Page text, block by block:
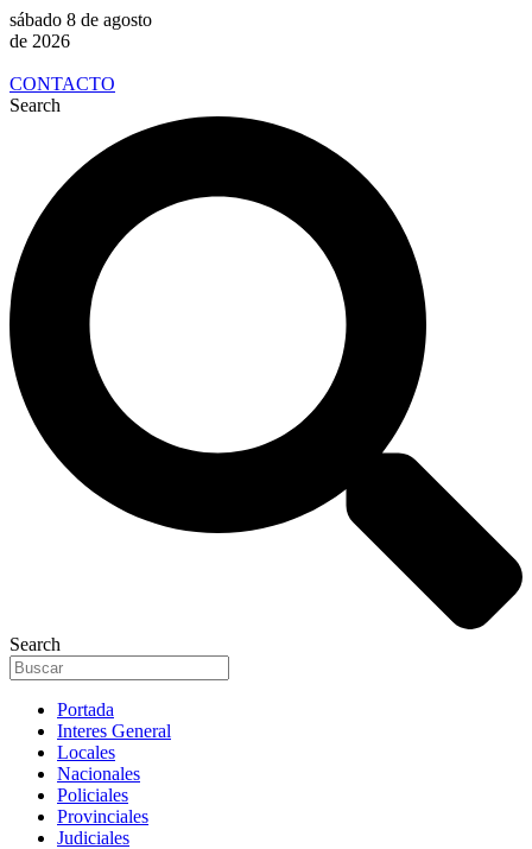
sábado 8 de agosto
de 2026
CONTACTO
Search
Search
Portada
Interes General
Locales
Nacionales
Policiales
Provinciales
Judiciales